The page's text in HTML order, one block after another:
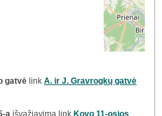
gatvė link A. ir J. Gravrogkų gatvė